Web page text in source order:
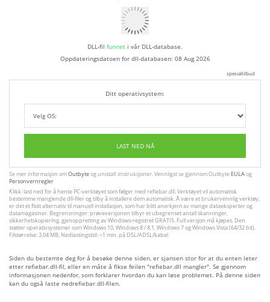
DLL-fil funnet i vår DLL-database.
Oppdateringsdatoen for dll-databasen: 08 Aug 2026
spesialtilbud
Ditt operativsystem:
LAST NED NÅ
Se mer informasjon omOutbyteog unistall :instruksjoner. Vennligst se gjennom Outbyte EULAog
Personvernregler
Klikk: last ned for å hente PC-verktøyet som følger med refiebar.dll. Verktøyet vil automatisk
bestemme manglende dll-filer og tilby å installere dem automatisk. Å være et brukervennlig verktøy,
er det et flott alternativ til manuell installasjon, som har blitt anerkjent av mange dataeksperter og
datamagasiner. Begrensninger: prøveversjonen tilbyr et ubegrenset antall skanninger,
sikkerhetskopiering, gjenoppretting av Windows-registret GRATIS. Full versjon må kjøpes. Den
støtter operativsystemer som Windows 10, Windows 8 / 8.1, Windows 7 og Windows Vista (64/32 bit).
Filstørrelse: 3,04 MB, Nedlastingstid: <1 min. på DSL/ADSL/kabel
Siden du bestemte deg for å besøke denne siden, er sjansen stor for at du enten leter
etter refiebar.dll-fil, eller en måte å fikse feilen "refiebar.dll mangler". Se gjennom
informasjonen nedenfor, som forklarer hvordan du kan løse problemet. På denne siden
kan du også laste nedrefiebar.dll-filen.